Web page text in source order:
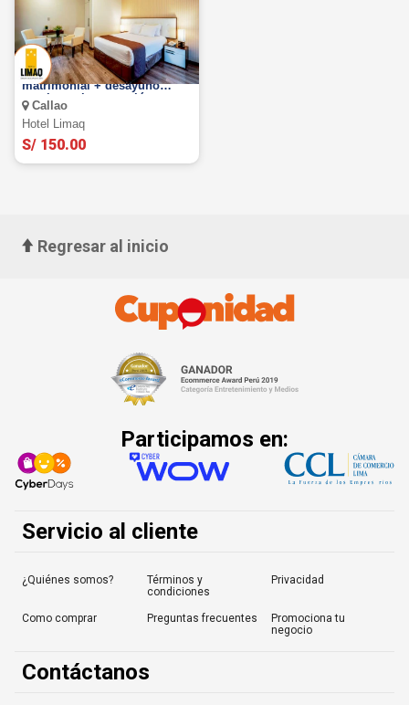
1 noche en habitación
matrimonial + desayuno
continental con opción a
jacuzzi
Callao
Hotel Limaq
S/ 150.00
Regresar al inicio
Participamos en:
Servicio al cliente
¿Quiénes somos?
Términos y
condiciones
Privacidad
Como comprar Preguntas frecuentes
Promociona tu
negocio
Contáctanos